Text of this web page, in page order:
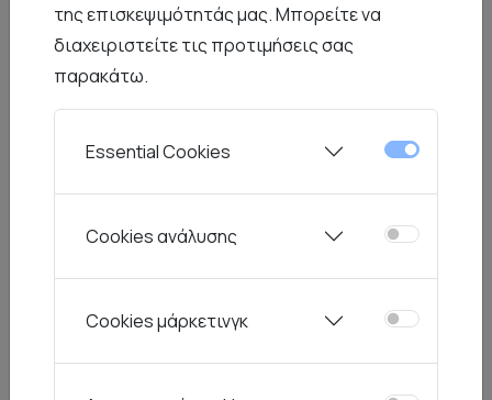
Περιγραφή Χαρακτηριστικά Συντήρηση
Ένα διαχρονικό σχέδιο με καθαρές γραμμές και
υψηλή ποιότητα. Η λιτές του γραμμές της
σειράς Triton το καθιστούν μια ιδανική
της επισκεψιμότητάς μας. Μπορείτε να
διαχειριστείτε τις προτιμήσεις σας
παρακάτω.
Essential Cookies
Cookies ανάλυσης
Cookies μάρκετινγκ